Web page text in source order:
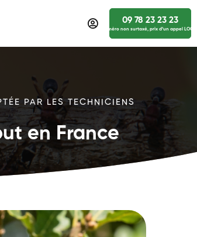
09 78 23 23 23
numéro non surtaxé, prix d’un appel
PAR LES TECHNICIENS
en France